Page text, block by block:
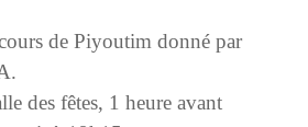
de Piyoutim donné par
des fêtes, 1 heure avant